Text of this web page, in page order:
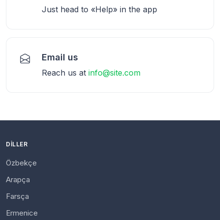
Just head to «Help» in the app
Email us
Reach us at info@site.com
DILLER
Özbekçe
Arapça
Farsça
Ermenice